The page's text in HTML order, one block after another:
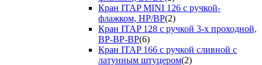
Кран ITAP MINI 126 с ручкой-
флажком, НР/ВР(2)
Кран ITAP 128 с ручкой 3-х проходной,
ВР-ВР-ВР(6)
Кран ITAP 166 с ручкой сливной с
латунным штуцером(2)